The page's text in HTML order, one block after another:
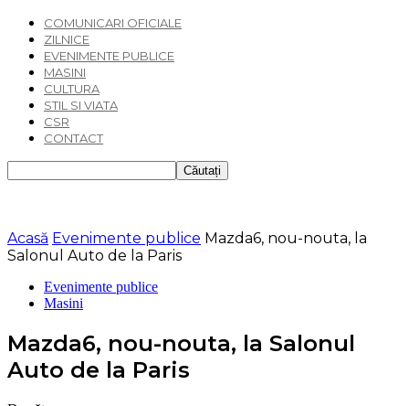
COMUNICARI OFICIALE
ZILNICE
EVENIMENTE PUBLICE
MASINI
CULTURA
STIL SI VIATA
CSR
CONTACT
Acasă Evenimente publice Mazda6, nou-nouta, la
Salonul Auto de la Paris
Evenimente publice
Masini
Mazda6, nou-nouta, la Salonul
Auto de la Paris